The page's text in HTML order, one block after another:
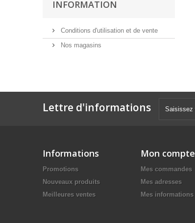
INFORMATION
Conditions d'utilisation et de vente
Nos magasins
Lettre d'informations
Informations
Promotions
Nouveaux produits
Meilleures ventes
Mon compte
Mes commandes
Mes adresses
Mes informations